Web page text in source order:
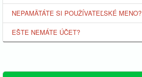
NEPAMÄTÁTE SI POUŽÍVATEĽSKÉ MENO?
EŠTE NEMÁTE ÚČET?